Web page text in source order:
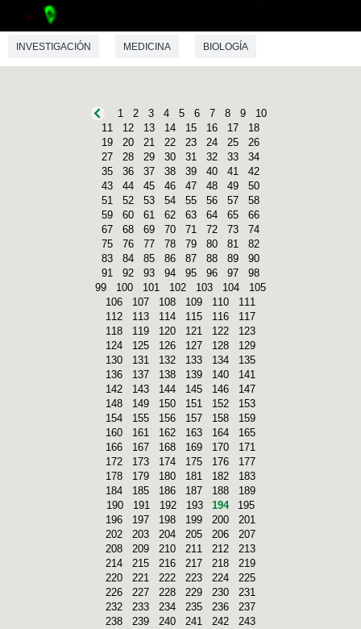
INVESTIGACIÓN MEDICINA BIOLOGÍA
1 2 3 4 5 6 7 8 9
10
11
12 13 14 15 16 17
18
19
20 21 22 23 24 25
26
27
28 29 30 31 32 33
34
35
36 37 38 39 40 41
42
43
44 45 46 47 48 49
50
51
52 53 54 55 56 57
58
59
60 61 62 63 64 65
66
67
68 69 70 71 72 73
74
75
76 77 78 79 80 81
82
83
84 85 86 87 88 89
90
91
92 93 94 95 96 97
98
99
100 101 102 103 104
105
106
107 108 109 110
111
112
113 114 115 116
117
118
119 120 121 122
123
124
125 126 127 128
129
130
131 132 133 134
135
136
137 138 139 140
141
142
143 144 145 146
147
148
149 150 151 152
153
154
155 156 157 158
159
160
161 162 163 164
165
166
167 168 169 170
171
172
173 174 175 176
177
178
179 180 181 182
183
184
185 186 187 188
189
190
191 192 193 194
195
196
197 198 199 200
201
202
203 204 205 206
207
208
209 210 211 212
213
214
215 216 217 218
219
220
221 222 223 224
225
226
227 228 229 230
231
232
233 234 235 236
237
238
239 240 241 242
243